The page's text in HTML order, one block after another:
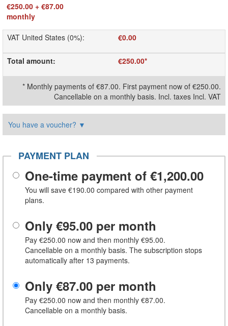
€250.00 + €87.00
monthly
VAT United States (0%): €0.00
Total amount: €250.00*
* Monthly payments of €87.00. First payment now of €250.00.
Cancellable on a monthly basis. Incl. taxes Incl. VAT
You have a voucher? ▼
PAYMENT PLAN
One-time payment of €1,200.00
You will save €190.00 compared with other payment
plans.
Only €95.00 per month
Pay €250.00 now and then monthly €95.00.
Cancellable on a monthly basis. The subscription stops
automatically after 13 payments.
Only €87.00 per month
Pay €250.00 now and then monthly €87.00.
Cancellable on a monthly basis.